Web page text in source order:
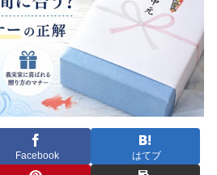
Facebook はてブ